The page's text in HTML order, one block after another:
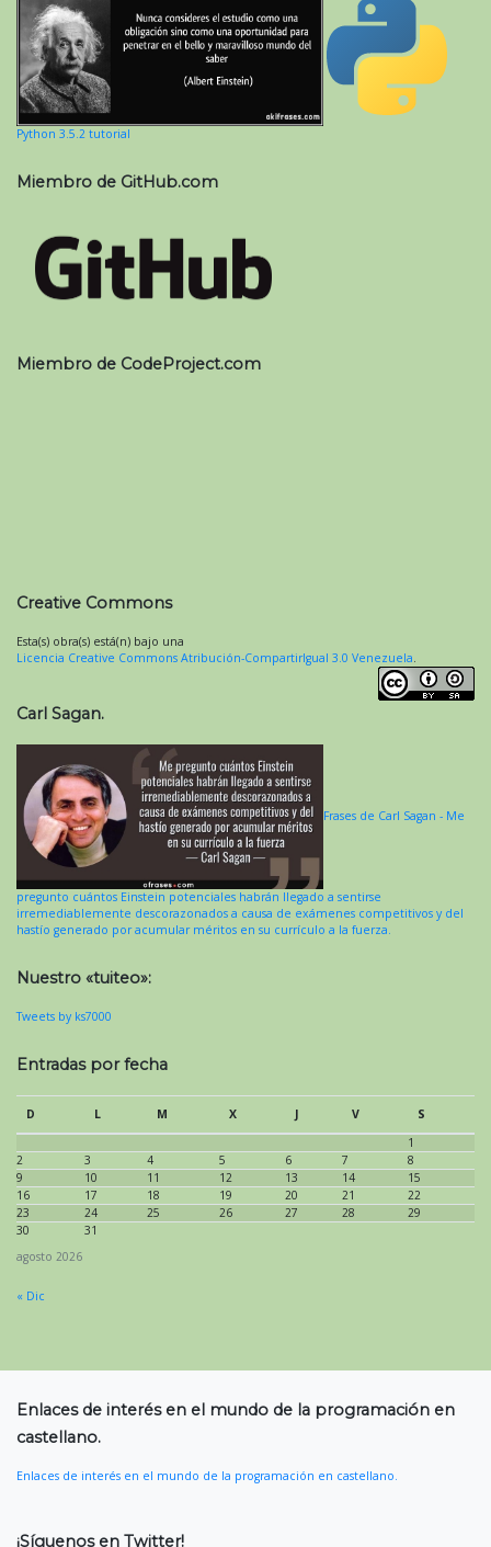
Python 3.5.2 tutorial
Miembro de GitHub.com
Miembro de CodeProject.com
Creative Commons
Esta(s) obra(s) está(n) bajo una
Licencia Creative Commons Atribución-CompartirIgual 3.0 Venezuela.
Carl Sagan.
Frases de Carl Sagan - Me
pregunto cuántos Einstein potenciales habrán llegado a sentirse
irremediablemente descorazonados a causa de exámenes competitivos y del
hastío generado por acumular méritos en su currículo a la fuerza.
Nuestro «tuiteo»:
Tweets by ks7000
Entradas por fecha
agosto 2026
D L M X J V
S
1
2
3 4 5 6 7
8
9
10 11 12 13 14
15
16
17 18 19 20 21
22
23
24 25 26 27 28
29
30
31
« Dic
Enlaces de interés en el mundo de la programación en
castellano.
Enlaces de interés en el mundo de la programación en castellano.
¡Síguenos en Twitter!